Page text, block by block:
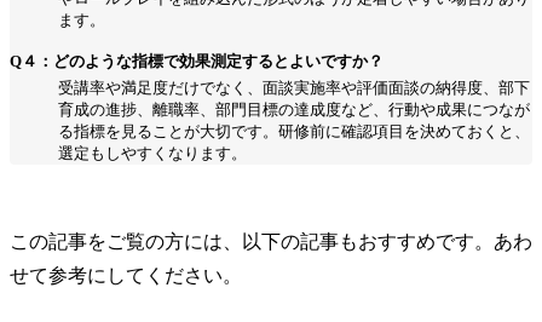
ます。
Q４：どのような指標で効果測定するとよいですか？
受講率や満足度だけでなく、面談実施率や評価面談の納得度、部下
育成の進捗、離職率、部門目標の達成度など、行動や成果につなが
る指標を見ることが大切です。研修前に確認項目を決めておくと、
選定もしやすくなります。
この記事をご覧の方には、以下の記事もおすすめです。あわ
せて参考にしてください。